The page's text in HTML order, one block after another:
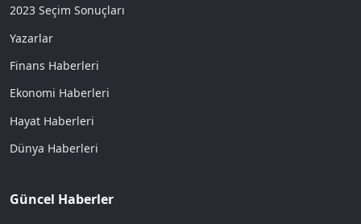
2023 Seçim Sonuçları
Yazarlar
Finans Haberleri
Ekonomi Haberleri
Hayat Haberleri
Dünya Haberleri
Güncel Haberler